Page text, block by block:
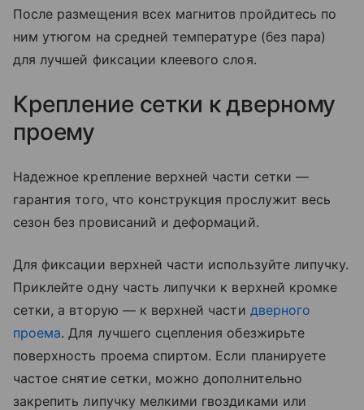
После размещения всех магнитов пройдитесь по
ним утюгом на средней температуре (без пара)
для лучшей фиксации клеевого слоя.
Крепление сетки к дверному
проему
Надежное крепление верхней части сетки —
гарантия того, что конструкция прослужит весь
сезон без провисаний и деформаций.
Для фиксации верхней части используйте липучку.
Приклейте одну часть липучки к верхней кромке
сетки, а вторую — к верхней части дверного
проема. Для лучшего сцепления обезжирьте
поверхность проема спиртом. Если планируете
частое снятие сетки, можно дополнительно
закрепить липучку мелкими гвоздиками или